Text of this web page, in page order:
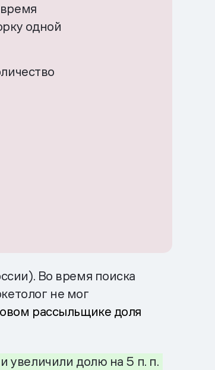
одной
Во время поиска
не мог
рассыльщике доля
и увеличили долю на 5 п. п.